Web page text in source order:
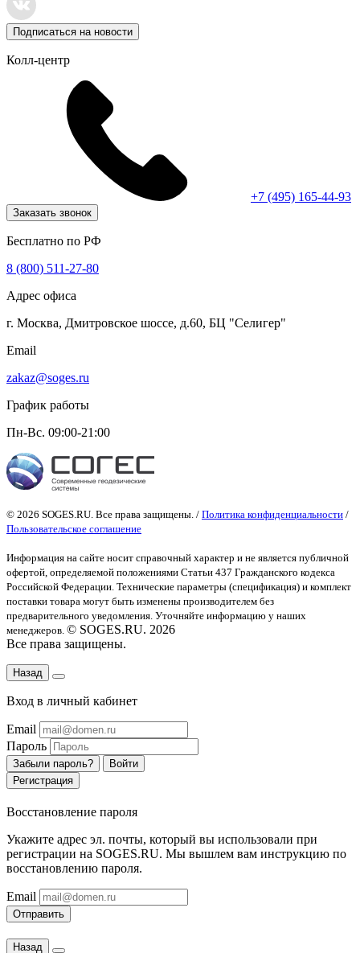
Подписаться на новости
Колл-центр
+7 (495) 165-44-93
Заказать звонок
Бесплатно по РФ
8 (800) 511-27-80
Адрес офиса
г. Москва, Дмитровское шоссе, д.60, БЦ "Селигер"
Email
zakaz@soges.ru
График работы
Пн-Вс. 09:00-21:00
© 2026 SOGES.RU. Все права защищены. / Политика конфиденциальности /
Пользовательское соглашение
Информация на сайте носит справочный характер и не является публичной
офертой, определяемой положениями Статьи 437 Гражданского кодекса
Российской Федерации. Технические параметры (спецификация) и комплект
поставки товара могут быть изменены производителем без
предварительного уведомления. Уточняйте информацию у наших
менеджеров. © SOGES.RU. 2026
Все права защищены.
Назад
Вход в личный кабинет
Email
Пароль
Забыли пароль?
Войти
Регистрация
Восстановление пароля
Укажите адрес эл. почты, который вы использовали при
регистрации на SOGES.RU. Мы вышлем вам инструкцию по
восстановлению пароля.
Email
Отправить
Назад